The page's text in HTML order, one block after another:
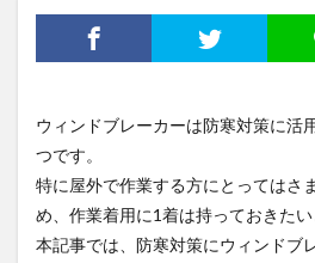
ウィンドブレーカーは防寒対策に活
つです。
特に屋外で作業する方にとってはさ
め、作業着用に1着は持っておきたい
本記事では、防寒対策にウィンドブ